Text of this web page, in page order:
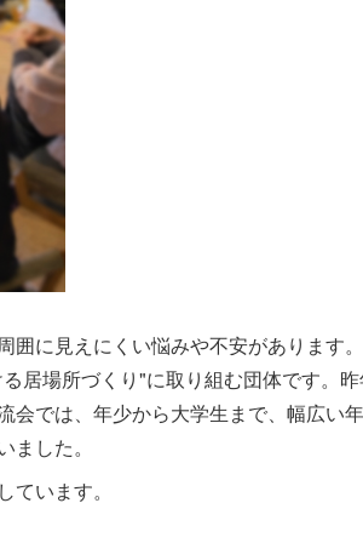
に見えにくい悩みや不安があります
居場所づくり"に取り組む団体です。
会では、年少から大学生まで、幅広い
した。
います。